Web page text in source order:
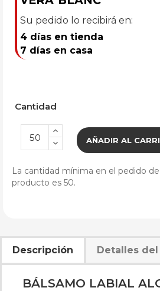
Su pedido lo recibirá en:
4 días en tienda
7 días en casa
Cantidad
AÑADIR AL
La cantidad mínima en el pedido
producto es 50.
Descripción Detalles
BÁLSAMO LABIAL